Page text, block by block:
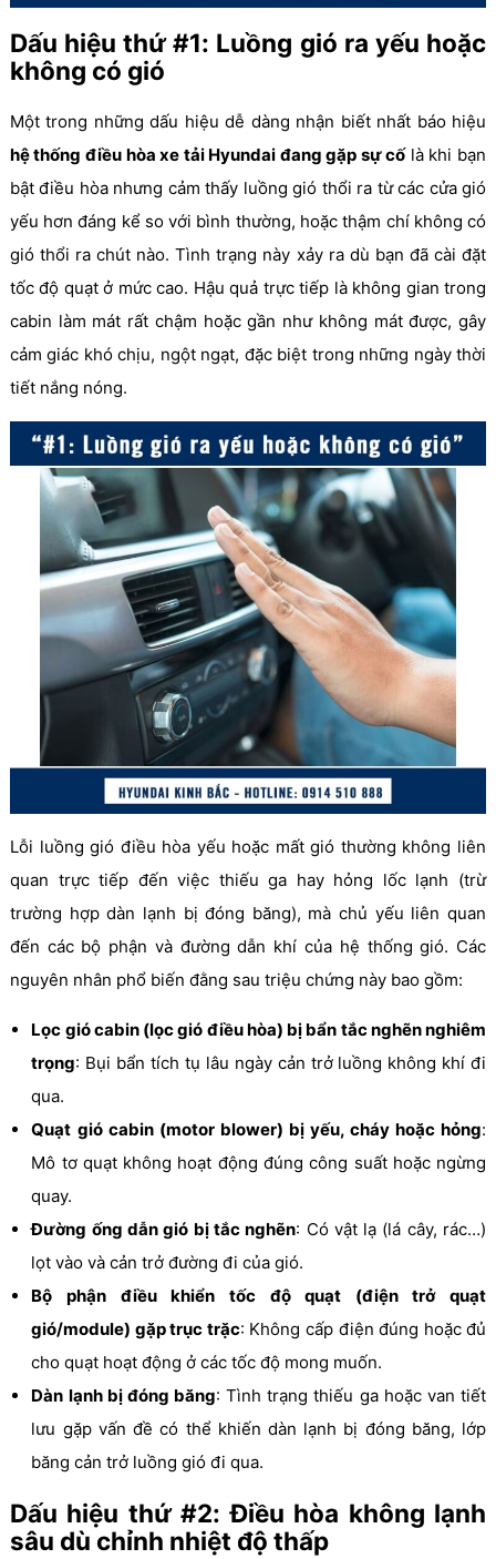
Dấu hiệu thứ #1: Luồng gió ra yếu hoặc
không có gió
Một trong những dấu hiệu dễ dàng nhận biết nhất báo hiệu
hệ thống điều hòa xe tải Hyundai đang gặp sự cốlà khi bạn
bật điều hòa nhưng cảm thấy luồng gió thổi ra từ các cửa gió
yếu hơn đáng kể so với bình thường, hoặc thậm chí không có
gió thổi ra chút nào. Tình trạng này xảy ra dù bạn đã cài đặt
tốc độ quạt ở mức cao. Hậu quả trực tiếp là không gian trong
cabin làm mát rất chậm hoặc gần như không mát được, gây
cảm giác khó chịu, ngột ngạt, đặc biệt trong những ngày thời
tiết nắng nóng.
Lỗi luồng gió điều hòa yếu hoặc mất gió thường không liên
quan trực tiếp đến việc thiếu ga hay hỏng lốc lạnh (trừ
trường hợp dàn lạnh bị đóng băng), mà chủ yếu liên quan
đến các bộ phận và đường dẫn khí của hệ thống gió. Các
nguyên nhân phổ biến đằng sau triệu chứng này bao gồm:
Lọc gió cabin (lọc gió điều hòa) bị bẩn tắc nghẽn nghiêm
trọng: Bụi bẩn tích tụ lâu ngày cản trở luồng không khí đi
qua.
Quạt gió cabin (motor blower) bị yếu, cháy hoặc hỏng:
Mô tơ quạt không hoạt động đúng công suất hoặc ngừng
quay.
Đường ống dẫn gió bị tắc nghẽn: Có vật lạ (lá cây, rác…)
lọt vào và cản trở đường đi của gió.
Bộ phận điều khiển tốc độ quạt (điện trở quạt
gió/module) gặp trục trặc: Không cấp điện đúng hoặc đủ
cho quạt hoạt động ở các tốc độ mong muốn.
Dàn lạnh bị đóng băng: Tình trạng thiếu ga hoặc van tiết
lưu gặp vấn đề có thể khiến dàn lạnh bị đóng băng, lớp
băng cản trở luồng gió đi qua.
Dấu hiệu thứ #2: Điều hòa không lạnh
sâu dù chỉnh nhiệt độ thấp